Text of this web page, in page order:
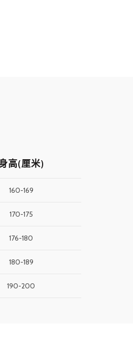
高(厘米)
160-169
170-175
176-180
180-189
190-200